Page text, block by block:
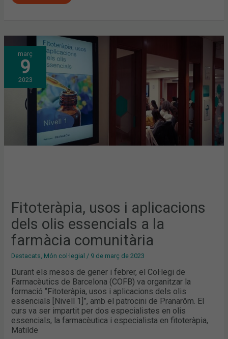
març
9
2023
Fitoteràpia, usos i aplicacions
dels olis essencials a la
farmàcia comunitària
Destacats Món col·legial / 9 de març de 2023
Durant els mesos de gener i febrer, el Col·legi de
Farmacèutics de Barcelona (COFB) va organitzar la
formació “Fitoteràpia, usos i aplicacions dels olis
essencials [Nivell 1]”, amb el patrocini de Pranarôm. El
curs va ser impartit per dos especialistes en olis
essencials, la farmacèutica i especialista en fitoteràpia,
Matilde
FITOTERÀPIA,
USOS
I
APLICACIONS
DELS
OLIS
ESSENCIALS
LA
FARMÀCIA
COMUNITÀRIA